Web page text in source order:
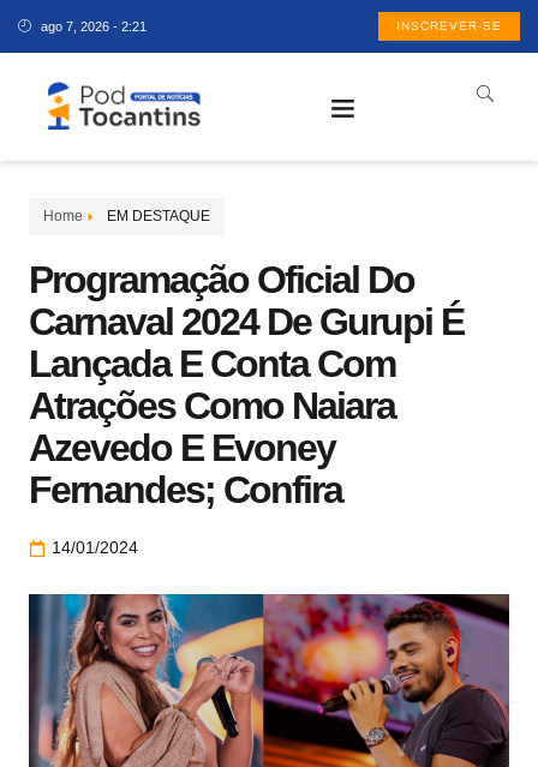
ago 7, 2026 - 2:21 INSCREVER-SE
Home EM DESTAQUE
Programação Oficial Do
Carnaval 2024 De Gurupi É
Lançada E Conta Com
Atrações Como Naiara
Azevedo E Evoney
Fernandes; Confira
14/01/2024